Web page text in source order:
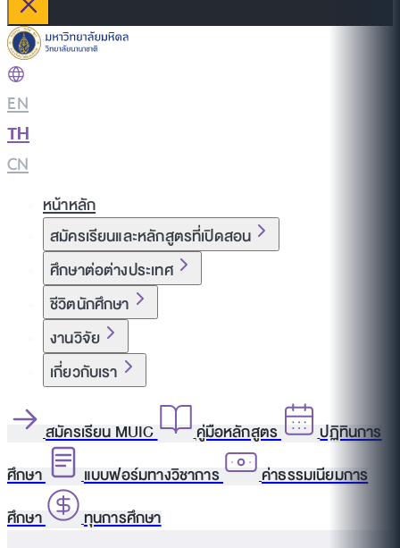
EN
TH
CN
หน้าหลัก
สมัครเรียนและหลักสูตรที่เปิดสอน
ศึกษาต่อต่างประเทศ
ชีวิตนักศึกษา
งานวิจัย
เกี่ยวกับเรา
สมัครเรียน MUIC คู่มือหลักสูตร
ปฏิทินการ
ศึกษา
แบบฟอร์มทางวิชาการ
ค่าธรรมเนียมการ
ศึกษา
ทุนการศึกษา